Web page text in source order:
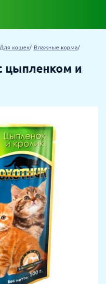
Для кошек Влажные корма
цыпленком и